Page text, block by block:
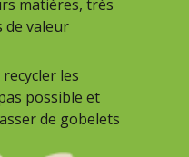
matières, très
de valeur
recycler les
possible et
de gobelets